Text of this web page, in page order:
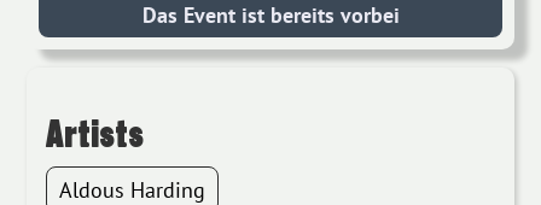
Das Event ist bereits vorbei
Artists
Aldous Harding